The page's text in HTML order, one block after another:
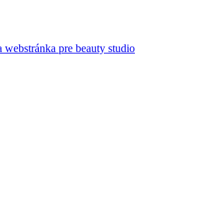
webstránka pre beauty studio